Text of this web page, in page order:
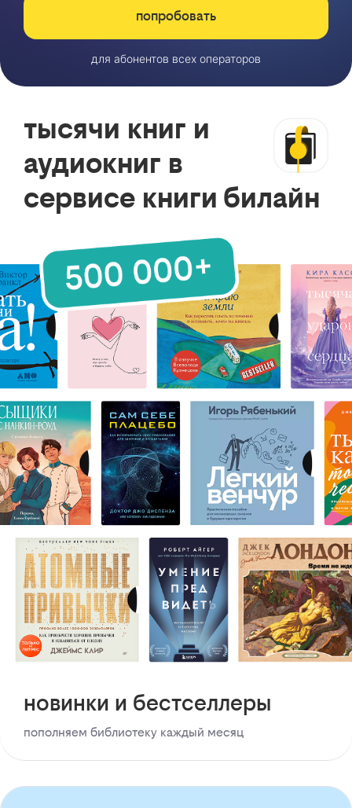
попробовать
для абонентов всех операторов
тысячи книг и
аудиокниг в
сервисе книги билайн
новинки и бестселлеры
пополняем библиотеку каждый месяц